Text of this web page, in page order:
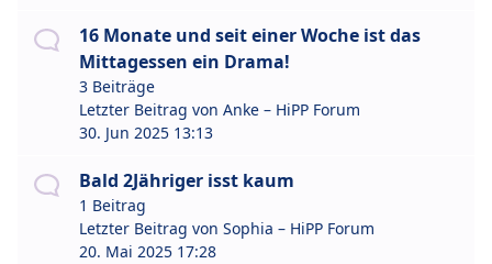
16 Monate und seit einer Woche ist das
Mittagessen ein Drama!
3 Beiträge
Letzter Beitrag von Anke – HiPP Forum
30. Jun 2025 13:13
Bald 2Jähriger isst kaum
1 Beitrag
Letzter Beitrag von Sophia – HiPP Forum
20. Mai 2025 17:28